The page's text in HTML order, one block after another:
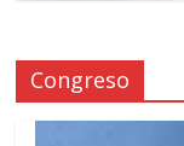
Congreso